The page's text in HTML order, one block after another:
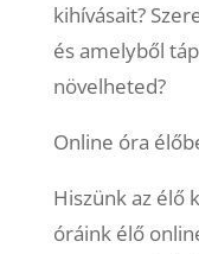
kihívásait?
és amelyből
növelheted?
Online óra
Hiszünk az élő
óráink élő